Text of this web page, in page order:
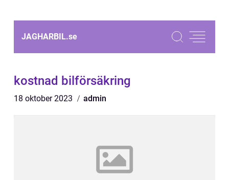
JAGHARBIL.se
kostnad bilförsäkring
18 oktober 2023 admin